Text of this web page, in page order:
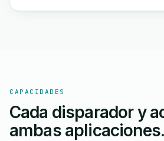
CAPACIDADES
Cada disparador y
ambas aplicaciones.